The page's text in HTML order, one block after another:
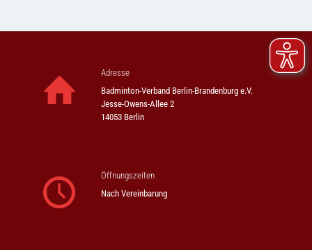
Adresse
Badminton-Verband Berlin-Brandenburg e.V.
Jesse-Owens-Allee 2
14053 Berlin
Öffnungszeiten
Nach Vereinbarung